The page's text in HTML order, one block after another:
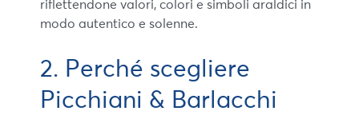
riflettendone valori, colori e simboli araldici in
modo autentico e solenne.
2. Perché scegliere
Picchiani & Barlacchi